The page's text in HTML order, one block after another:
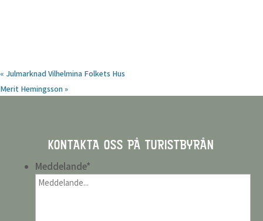
« Julmarknad Vilhelmina Folkets Hus
Merit Hemingsson»
KONTAKTA OSS PÅ TURISTBYRÅN
Meddelande*